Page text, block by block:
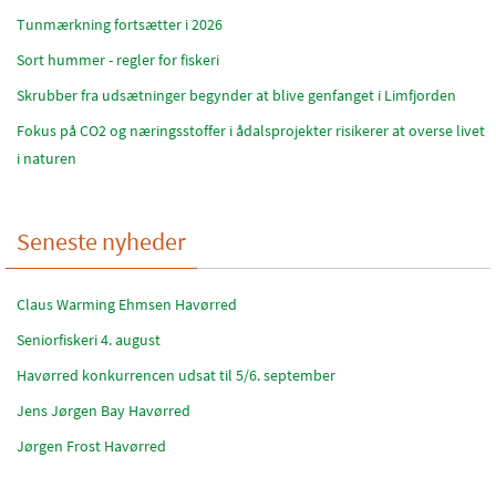
Tunmærkning fortsætter i 2026
Sort hummer - regler for fiskeri
Skrubber fra udsætninger begynder at blive genfanget i Limfjorden
Fokus på CO2 og næringsstoffer i ådalsprojekter risikerer at overse livet
i naturen
Seneste nyheder
Claus Warming Ehmsen Havørred
Seniorfiskeri 4. august
Havørred konkurrencen udsat til 5/6. september
Jens Jørgen Bay Havørred
Jørgen Frost Havørred